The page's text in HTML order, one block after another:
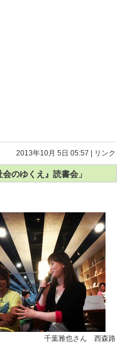
2013年10月 5日 05:57 リンク
のゆくえ』読書会」
也さん 西森路